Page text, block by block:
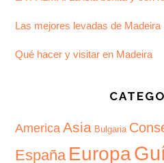
Las mejores levadas de Madeira
Qué hacer y visitar en Madeira
America Asia Bulgaria
España Europa